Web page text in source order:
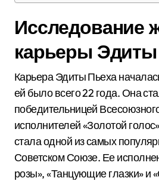
Исследование
карьеры Эдиты
Карьера Эдиты Пьеха
ей было всего 22 года. Она
победительницей
исполнителей «Золотой
стала одной из самых
Советском Союзе. Ее
розы», «Танцующие глазки» и